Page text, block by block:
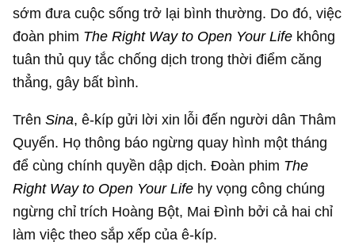
sớm đưa cuộc sống trở lại bình thường. Do đó, việc
đoàn phim The Right Way to Open Your Life không
tuân thủ quy tắc chống dịch trong thời điểm căng
thẳng, gây bất bình.
TrênSina, ê-kíp gửi lời xin lỗi đến người dân Thâm
Quyến. Họ thông báo ngừng quay hình một tháng
để cùng chính quyền dập dịch. Đoàn phim The
Right Way to Open Your Life hy vọng công chúng
ngừng chỉ trích Hoàng Bột, Mai Đình bởi cả hai chỉ
làm việc theo sắp xếp của ê-kíp.